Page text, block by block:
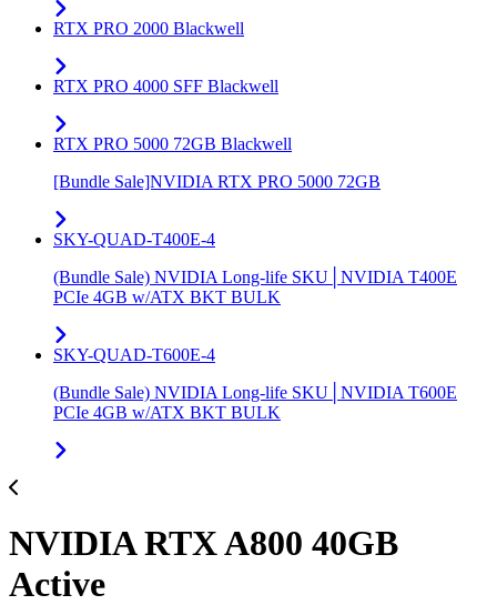
RTX PRO 2000 Blackwell
RTX PRO 4000 SFF Blackwell
RTX PRO 5000 72GB Blackwell
[Bundle Sale]NVIDIA RTX PRO 5000 72GB
SKY-QUAD-T400E-4
(Bundle Sale) NVIDIA Long-life SKU│NVIDIA T400E
PCIe 4GB w/ATX BKT BULK
SKY-QUAD-T600E-4
(Bundle Sale) NVIDIA Long-life SKU│NVIDIA T600E
PCIe 4GB w/ATX BKT BULK
NVIDIA RTX A800 40GB
Active